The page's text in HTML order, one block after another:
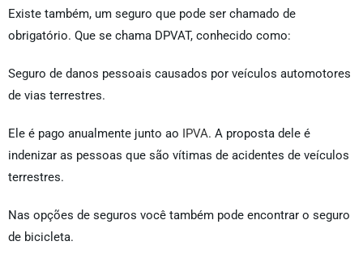
Existe também, um seguro que pode ser chamado de
obrigatório. Que se chama DPVAT, conhecido como:
Seguro de danos pessoais causados por veículos automotores
de vias terrestres.
Ele é pago anualmente junto ao IPVA. A proposta dele é
indenizar as pessoas que são vítimas de acidentes de veículos
terrestres.
Nas opções de seguros você também pode encontrar o seguro
de bicicleta.